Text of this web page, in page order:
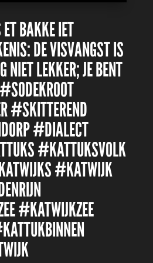
BAKKE IET
DE VISVANGST IS
NIET LEKKER; JE BENT
#SKITTEREND
#DIALECT
#KATTUKSVOLK
#KATWIJK
#KATWIJKZEE